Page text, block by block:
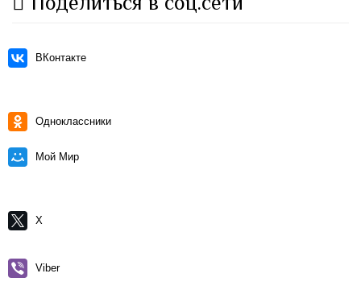
ВКонтакте
Одноклассники
Мой Мир
X
Viber